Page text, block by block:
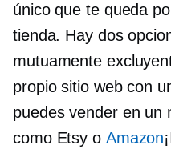
único que te queda
tienda. Hay dos
mutuamente
propio sitio web con
puedes vender en un
como Etsy o Amazon